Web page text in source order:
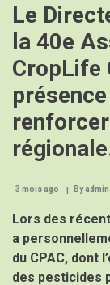
Le
la 40e
CropLife
3 mois ago Byadmin
Lors des
a
du CPAC, dont
des pesticides